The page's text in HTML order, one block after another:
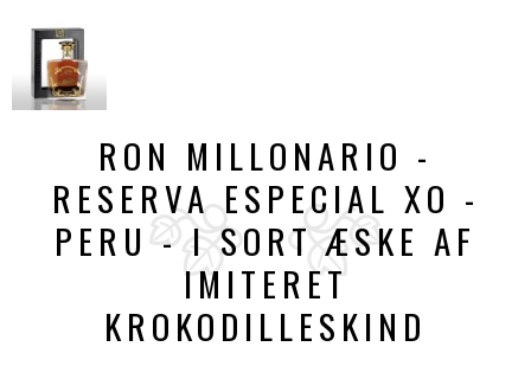
RON MILLONARIO -
RESERVA ESPECIAL XO -
PERU - I SORT ÆSKE AF
IMITERET
KROKODILLESKIND